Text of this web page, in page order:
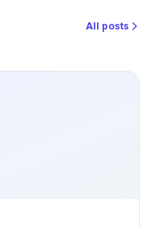
All posts